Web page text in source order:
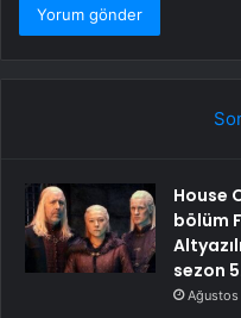
House
bölüm
sezon